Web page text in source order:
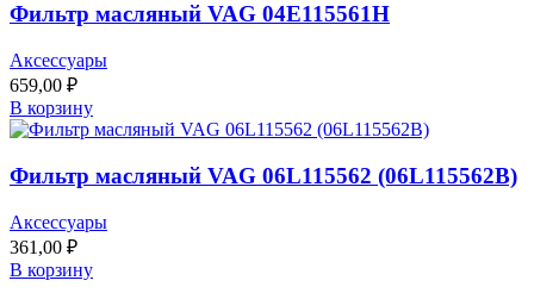
Фильтр масляный VAG 04E115561H
Аксессуары
659,00 ₽
В корзину
Фильтр масляный VAG 06L115562 (06L115562B)
Аксессуары
361,00 ₽
В корзину